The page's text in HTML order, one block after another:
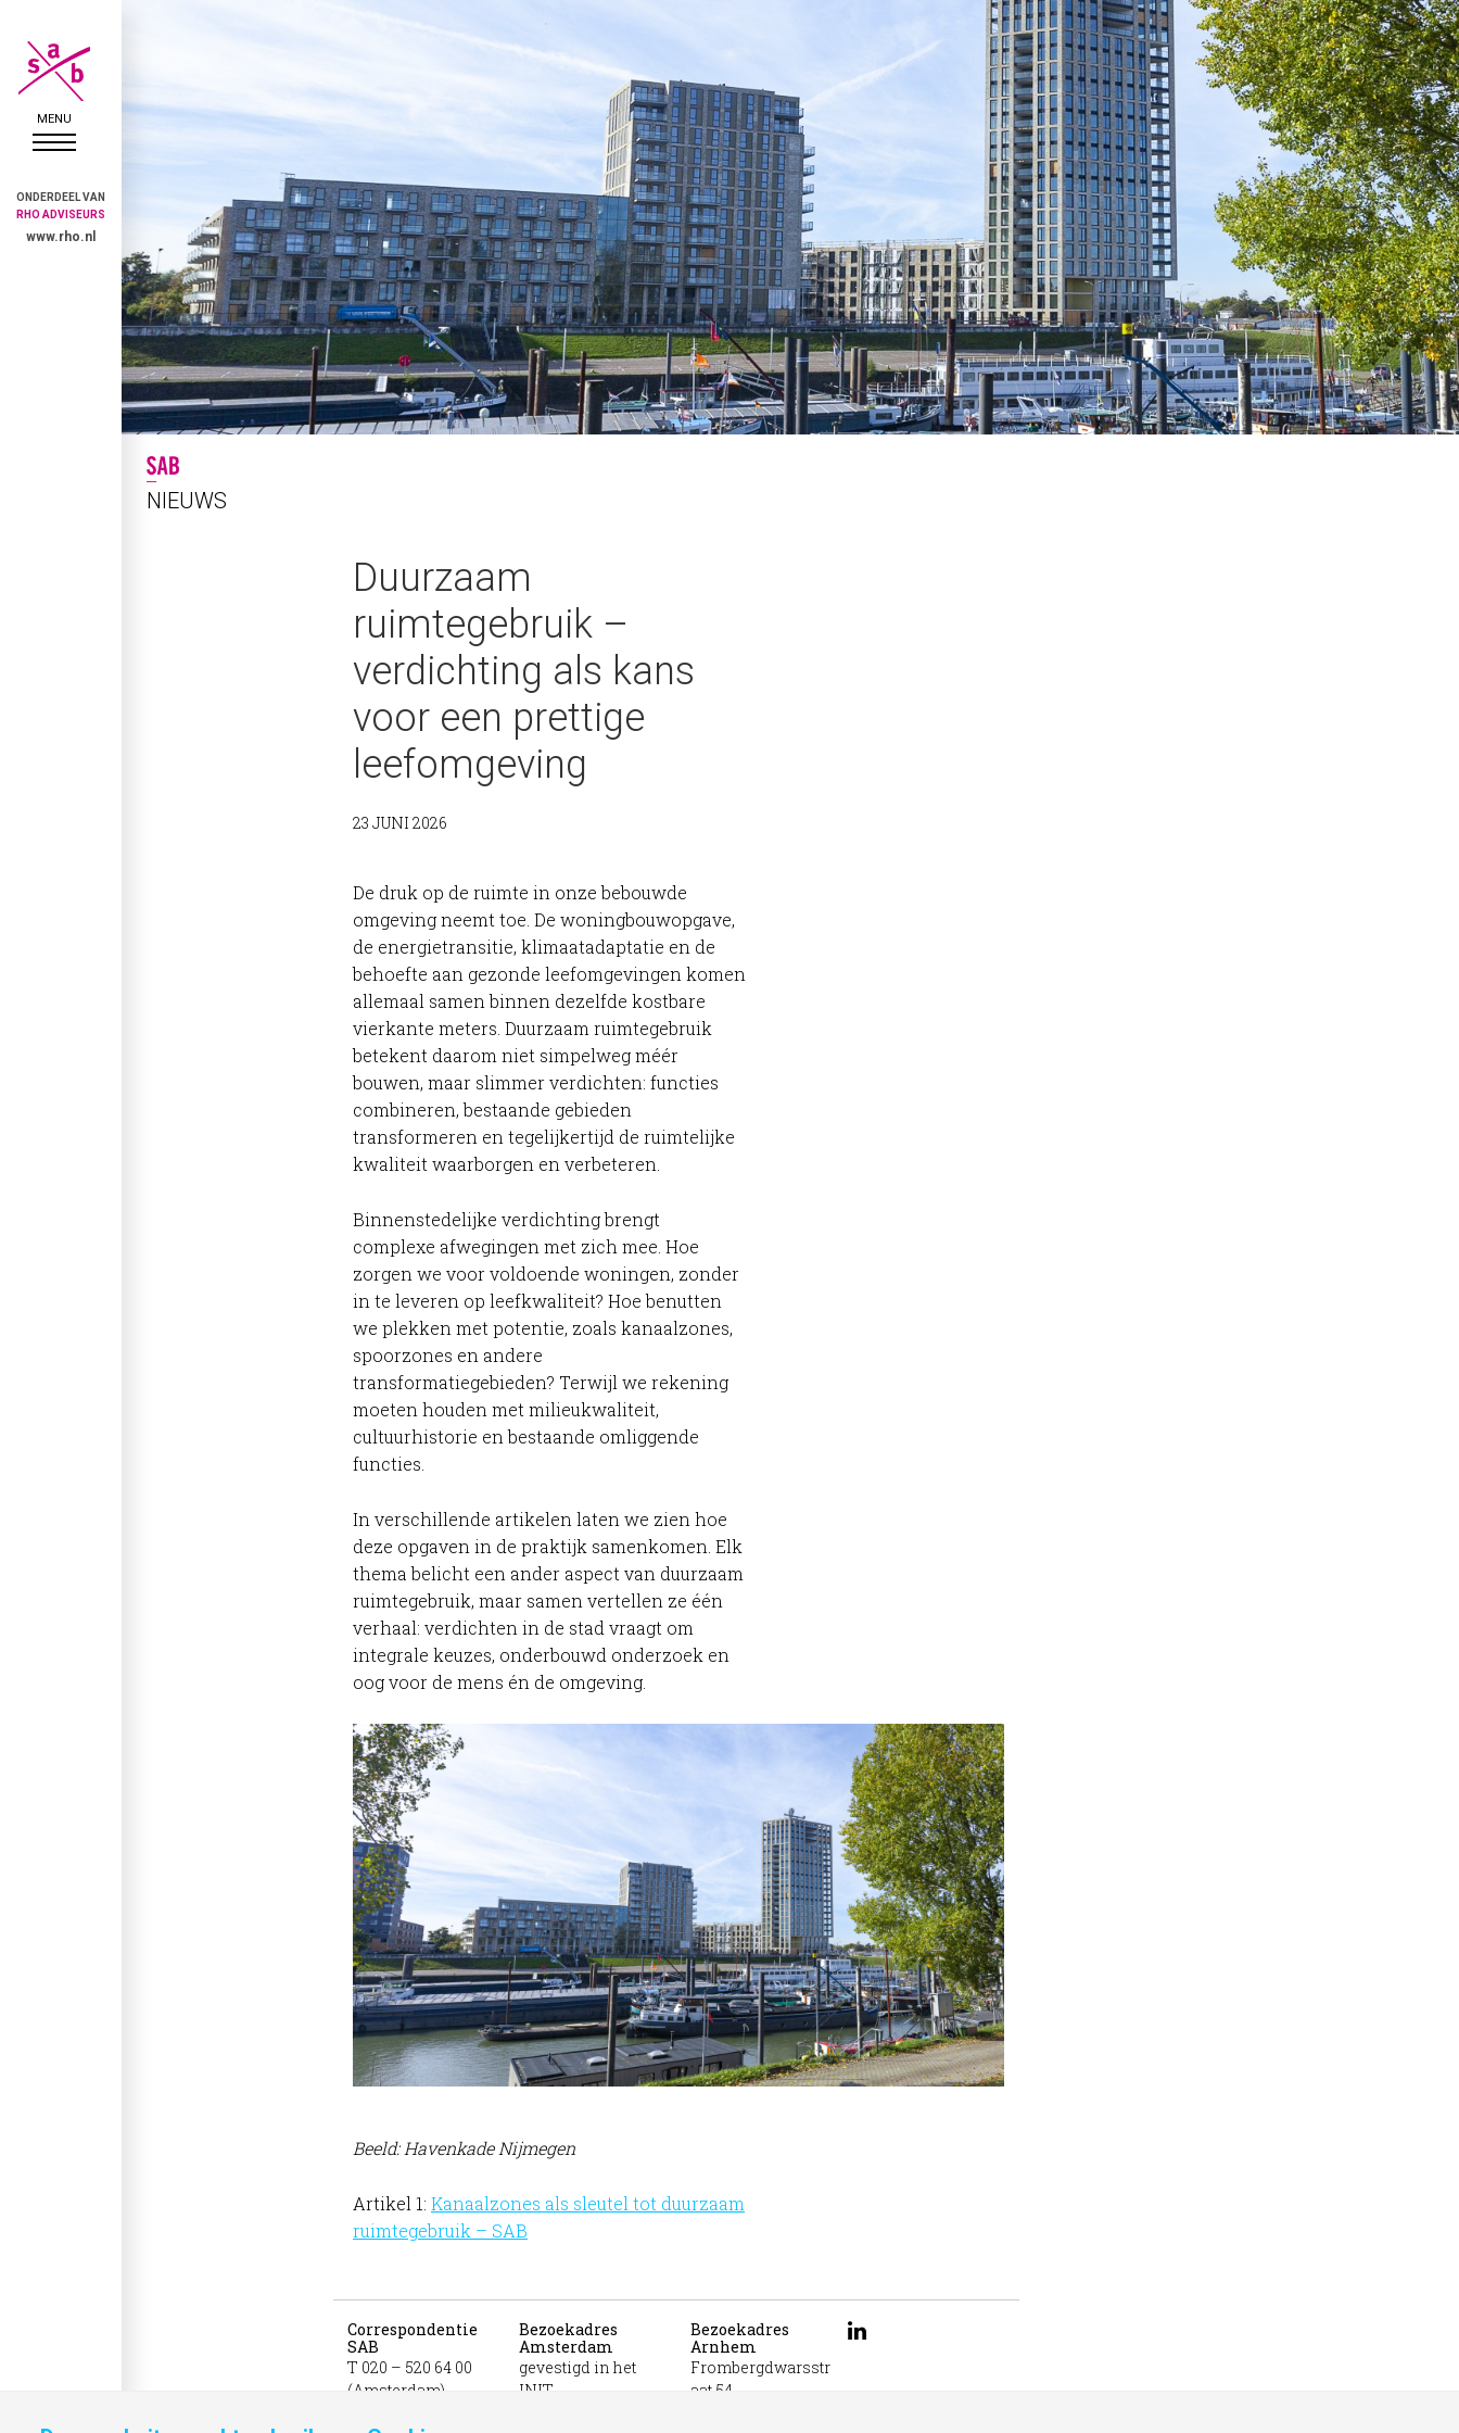
ONDERDEEL VAN
RHO ADVISEURS
www.rho.nl
NIEUWS
Duurzaam
ruimtegebruik –
verdichting als kans
voor een prettige
leefomgeving
23 JUNI 2026
De druk op de ruimte in onze bebouwde
omgeving neemt toe. De woningbouwopgave,
de energietransitie, klimaatadaptatie en de
behoefte aan gezonde leefomgevingen komen
allemaal samen binnen dezelfde kostbare
vierkante meters. Duurzaam ruimtegebruik
betekent daarom niet simpelweg méér
bouwen, maar slimmer verdichten: functies
combineren, bestaande gebieden
transformeren en tegelijkertijd de ruimtelijke
kwaliteit waarborgen en verbeteren.
Binnenstedelijke verdichting brengt
complexe afwegingen met zich mee. Hoe
zorgen we voor voldoende woningen, zonder
in te leveren op leefkwaliteit? Hoe benutten
we plekken met potentie, zoals kanaalzones,
spoorzones en andere
transformatiegebieden? Terwijl we rekening
moeten houden met milieukwaliteit,
cultuurhistorie en bestaande omliggende
functies.
In verschillende artikelen laten we zien hoe
deze opgaven in de praktijk samenkomen. Elk
thema belicht een ander aspect van duurzaam
ruimtegebruik, maar samen vertellen ze één
verhaal: verdichten in de stad vraagt om
integrale keuzes, onderbouwd onderzoek en
oog voor de mens én de omgeving.
Beeld: Havenkade Nijmegen
Artikel 1: Kanaalzones als sleutel tot duurzaam
ruimtegebruik – SAB
Correspondentie
SAB
T 020 – 520 64 00
(Amsterdam)
Bezoekadres
Amsterdam
gevestigd in het
INIT
Bezoekadres
Arnhem
Frombergdwarsstr
aat 54